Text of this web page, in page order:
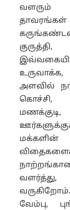
வளரும்
அளவில்
கொச்சி,
மக்களின்
வளர்த்து,
வருகிறோம்.
வேம்பு,